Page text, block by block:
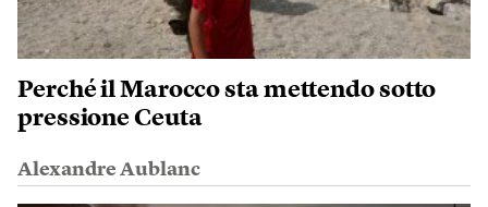
Perché il Marocco sta mettendo sotto
pressione Ceuta
Alexandre Aublanc